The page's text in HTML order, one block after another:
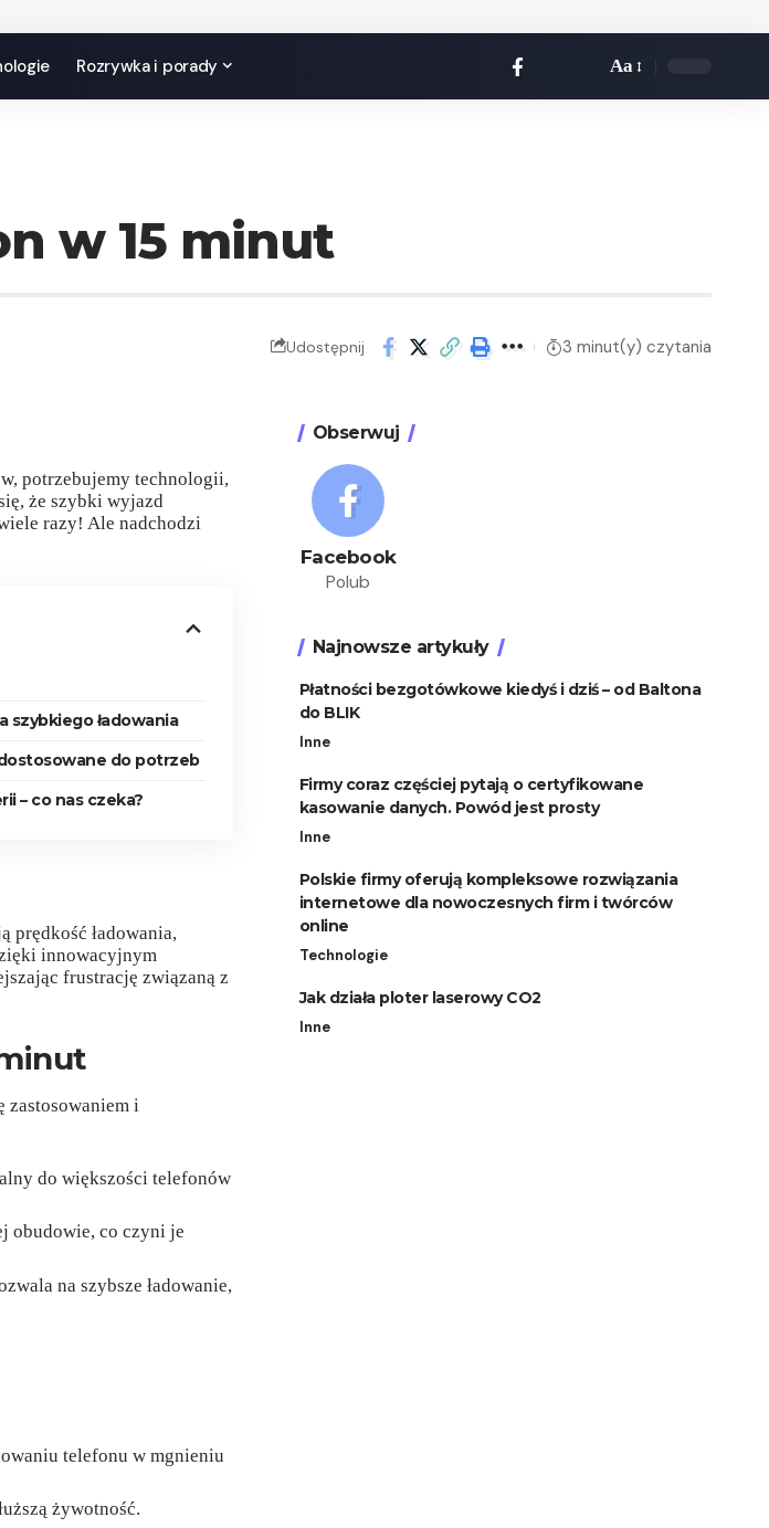
Rozrywka i porady Aa
w 15 minut
Udostępnij 3 minut(y) czytania
potrzebujemy technologii,
że szybki wyjazd
razy! Ale nadchodzi
szybkiego ładowania
do potrzeb
– co nas czeka?
prędkość ładowania,
innowacyjnym
frustrację związaną z
i
do większości telefonów
obudowie, co czyni je
na szybsze ładowanie,
telefonu w mgnieniu
żywotność.
Obserwuj
Facebook
Polub
Najnowsze artykuły
Płatności bezgotówkowe kiedyś i dziś – od Baltona
do BLIK
Inne
Firmy coraz częściej pytają o certyfikowane
kasowanie danych. Powód jest prosty
Inne
Polskie firmy oferują kompleksowe rozwiązania
internetowe dla nowoczesnych firm i twórców
online
Technologie
Jak działa ploter laserowy CO2
Inne